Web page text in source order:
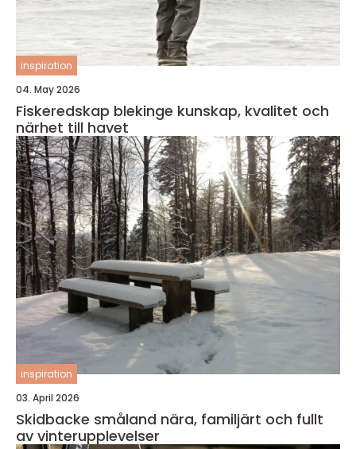
inspiration
04. May 2026
Fiskeredskap blekinge kunskap, kvalitet och
närhet till havet
inspiration
03. April 2026
Skidbacke småland nära, familjärt och fullt
av vinterupplevelser